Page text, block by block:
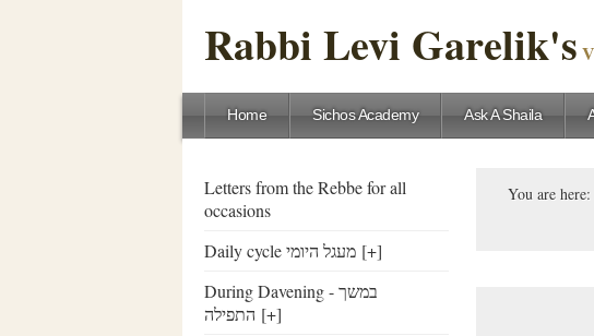
Rabbi Levi Garelik's
Home Sichos Academy Ask A Shaila
Letters from the Rebbe for all
occasions
Daily cycle מעגל היומי [+]
During Davening - במשך
התפילה [+]
You are here: